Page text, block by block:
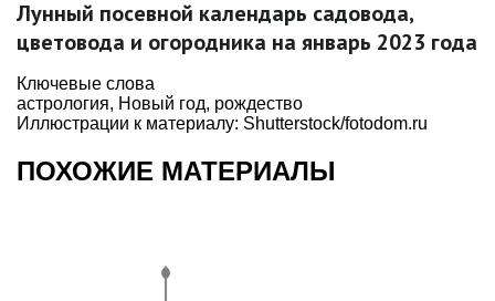
Лунный посевной календарь садовода,
цветовода и огородника на январь 2023 года
Ключевые слова
астрология, Новый год, рождество
Иллюстрации к материалу: Shutterstock/fotodom.ru
ПОХОЖИЕ МАТЕРИАЛЫ